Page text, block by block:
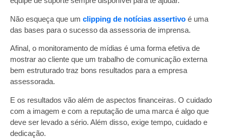
Não esqueça que um clipping de notícias assertivo é uma
das bases para o sucesso da assessoria de imprensa.
Afinal, o monitoramento de mídias é uma forma efetiva de
mostrar ao cliente que um trabalho de comunicação externa
bem estruturado traz bons resultados para a empresa
assessorada.
E os resultados vão além de aspectos financeiras. O cuidado
com a imagem e com a reputação de uma marca é algo que
deve ser levado a sério. Além disso, exige tempo, cuidado e
dedicação.